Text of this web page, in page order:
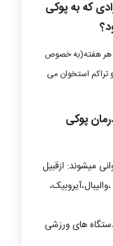
که به پوکی
به مدت 4 بار در هر هفته(به خصوص
استخوان می
پوکی
ازقبیل
های ورزشی